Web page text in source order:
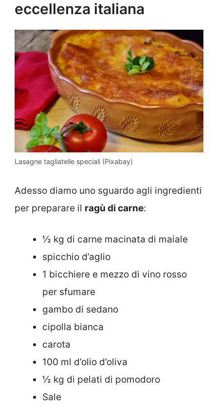
eccellenza italiana
Lasagne tagliatelle speciali (Pixabay)
Adesso diamo uno sguardo agli ingredienti
per preparare il ragù di carne:
½ kg di carne macinata di maiale
spicchio d’aglio
1 bicchiere e mezzo di vino rosso
per sfumare
gambo di sedano
cipolla bianca
carota
100 ml d’olio d’oliva
½ kg di pelati di pomodoro
Sale